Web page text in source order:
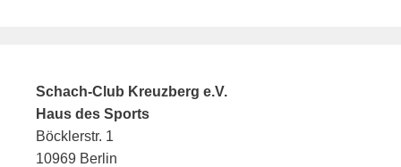
Schach-Club Kreuzberg e.V.
Haus des Sports
Böcklerstr. 1
10969 Berlin